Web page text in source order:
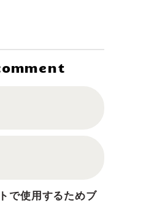
で使用するためブ